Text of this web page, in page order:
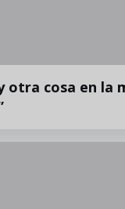
otra cosa en la